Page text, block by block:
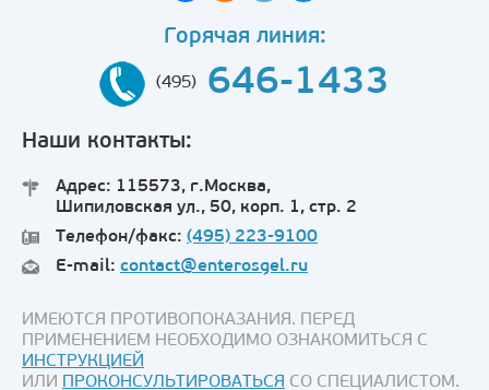
Горячая линия:
(495) 646-1433
Наши контакты:
Адрес: 115573, г.Москва,
Шипиловская ул., 50, корп. 1, стр. 2
Телефон/факс: (495) 223-9100
E-mail: contact@enterosgel.ru
ИМЕЮТСЯ ПРОТИВОПОКАЗАНИЯ. ПЕРЕД
ПРИМЕНЕНИЕМ НЕОБХОДИМО ОЗНАКОМИТЬСЯ С
ИНСТРУКЦИЕЙ
ИЛИ ПРОКОНСУЛЬТИРОВАТЬСЯ СО СПЕЦИАЛИСТОМ.